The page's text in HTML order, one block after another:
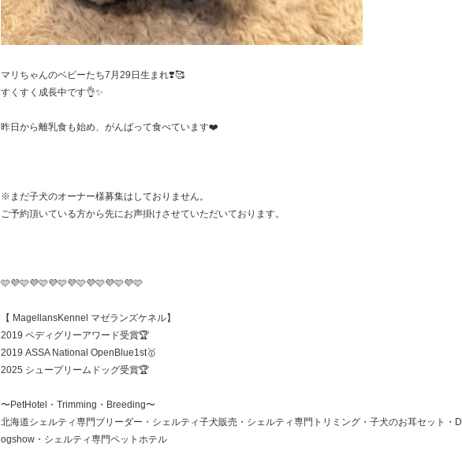
マリちゃんのベビーたち7月29日生まれ❣️🥰
すくすく成長中です👌✨
昨日から離乳食も始め、がんばって食べています❤️
※まだ子犬のオーナー様募集はしておりません。
ご予約頂いている方から先にお声掛けさせていただいております。
🩷💜🩷💜🩷💜🩷💜🩷💜🩷💜🩷💜🩷
【 MagellansKennel マゼランズケネル】
2019 ペディグリーアワード受賞🏆
2019 ASSA National OpenBlue1st🥇
2025 シュープリームドッグ受賞🏆
〜PetHotel・Trimming・Breeding〜
北海道シェルティ専門ブリーダー・シェルティ子犬販売・シェルティ専門トリミング・子犬のお耳セット・D
ogshow・シェルティ専門ペットホテル